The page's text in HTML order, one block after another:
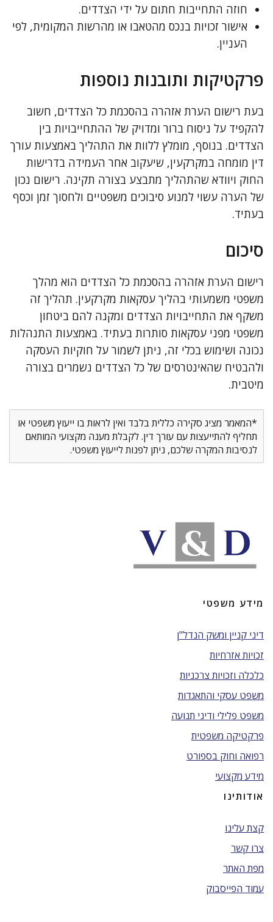
חוזה התחייבות חתום על ידי הצדדים.
אישור זכויות בנכס מהטאבו או מהרשות המקומית, לפי
העניין.
פרקטיקות ותובנות נוספות
בעת רישום הערת אזהרה בהסכמת כל הצדדים, חשוב
להקפיד על ניסוח ברור ומדויק של ההתחייבויות בין
הצדדים. בנוסף, מומלץ ללוות את התהליך באמצעות עורך
דין מומחה במקרקעין, שיעקוב אחר העמידה בדרישות
החוק ויוודא שהתהליך מתבצע בצורה תקינה. רישום נכון
של הערה עשוי למנוע סיבוכים משפטיים ולחסוך זמן וכסף
בעתיד.
סיכום
רישום הערת אזהרה בהסכמת כל הצדדים הוא מהלך
משפטי משמעותי בהליך עסקאות מקרקעין. תהליך זה
משקף את התחייבויות הצדדים ומקנה להם ביטחון
משפטי מפני עסקאות סותרות בעתיד. באמצעות התנהלות
נכונה ושימוש בכלי זה, ניתן לשמור על חוקיות העסקה
ולהבטיח שהאינטרסים של כל הצדדים נשמרים בצורה
מיטבית.
*המאמר מציג סקירה כללית בלבד ואין לראות בו ייעוץ משפטי או
תחליף להתייעצות עם עורך דין. לקבלת מענה מקצועי המותאם
לנסיבות המקרה שלכם, ניתן לפנות לייעוץ משפטי.
מידע משפטי
דיני קניין ומשק הנדל"ן
זכויות אזרחיות
כלכלה וזכויות צרכניות
משפט עסקי והתאגדות
משפט פלילי ודיני תנועה
פרקטיקה משפטית
רפואה וחוק בספורט
מידע מקצועי
אודותינו
קצת עלינו
צרו קשר
מפת האתר
עמוד הפייסבוק